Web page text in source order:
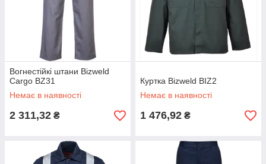
Вогнестійкі штани Bizweld
Cargo BZ31
Немає в наявності
2 311,32 ₴
Куртка Bizweld BIZ2
Немає в наявності
1 476,92 ₴